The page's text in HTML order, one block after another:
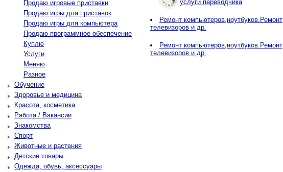
Продаю игровые приставки
Продаю игры для приставок
Продаю игры для компьютера
Продаю программное обеспечение
Куплю
Услуги
Меняю
Разное
Обучение
Здоровье и медицина
Красота, косметика
Работа / Вакансии
Знакомства
Спорт
Животные и растения
Детские товары
Одежда, обувь, аксессуары
услуги переводчика
Ремонт компьютеров,ноутбуков.Ремонт
телевизоров и др.
Ремонт компьютеров,ноутбуков.Ремонт
телевизоров и др.